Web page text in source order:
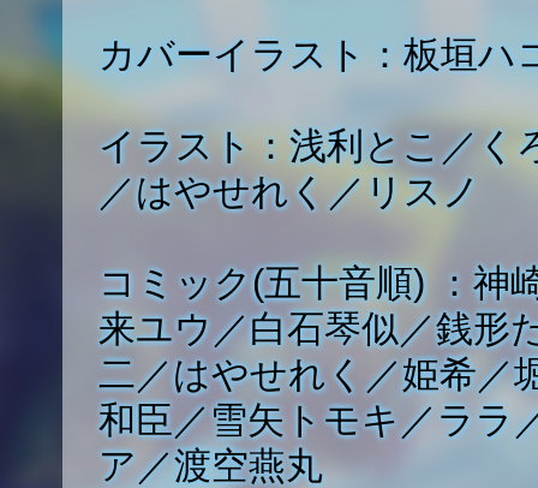
カバーイラスト：板垣ハ
イラスト：浅利とこ／く
／はやせれく／リスノ
コミック(五十音順) ：神
来ユウ／白石琴似／銭形
二／はやせれく／姫希／
和臣／雪矢トモキ／ララ
ア／渡空燕丸